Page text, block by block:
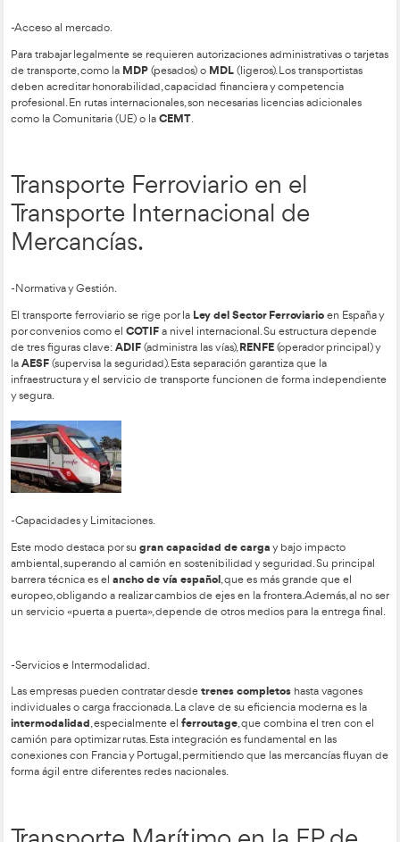
El transporte por carretera destaca por su servicio «puerta a
el ámbito nacional y en elConvenio CMRpara el
contratos y la carta de porte. Es el sector más competitivo en
uso de tecnologías como el GPS.
-El factor humano y empresarial.
El sector está muy atomizado, compuesto principalmente
pequeñas empresas. A pesar de su flexibilidad, los
riesgos como el sedentarismo y la fatiga por alta
optimizar el transporte, se utiliza elgrupaje(agrupar carga
y técnicas de sujeción como el flejado y retractilado para
mercancía.
-Acceso al mercado.
Para trabajar legalmente se requieren autorizaciones
de transporte, como laMDP(pesados) oMDL(ligeros). Los
deben acreditar honorabilidad, capacidad financiera y
profesional. En rutas internacionales, son necesarias licencias
como la Comunitaria (UE) o laCEMT.
Transporte Ferroviario en el
Transporte Internacional de
Mercancías.
-Normativa y Gestión.